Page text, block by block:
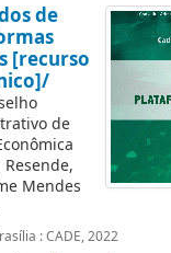
de
[recurso
de
Resende,
Mendes
: CADE, 2022